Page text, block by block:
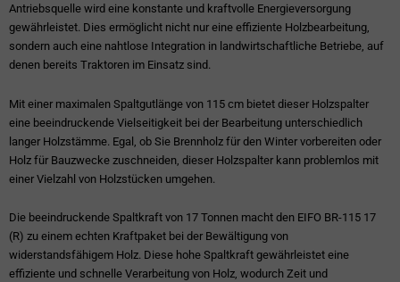
Antriebsquelle wird eine konstante und kraftvolle Energieversorgung
gewährleistet. Dies ermöglicht nicht nur eine effiziente Holzbearbeitung,
sondern auch eine nahtlose Integration in landwirtschaftliche Betriebe, auf
denen bereits Traktoren im Einsatz sind.
Mit einer maximalen Spaltgutlänge von 115 cm bietet dieser Holzspalter
eine beeindruckende Vielseitigkeit bei der Bearbeitung unterschiedlich
langer Holzstämme. Egal, ob Sie Brennholz für den Winter vorbereiten oder
Holz für Bauzwecke zuschneiden, dieser Holzspalter kann problemlos mit
einer Vielzahl von Holzstücken umgehen.
Die beeindruckende Spaltkraft von 17 Tonnen macht den EIFO BR-115 17
(R) zu einem echten Kraftpaket bei der Bewältigung von
widerstandsfähigem Holz. Diese hohe Spaltkraft gewährleistet eine
effiziente und schnelle Verarbeitung von Holz, wodurch Zeit und